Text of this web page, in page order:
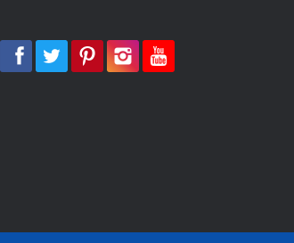
facebooktwitter pinterestinstagramyoutube